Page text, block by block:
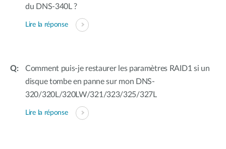
du DNS-340L ?
Lire la réponse
Comment puis-je restaurer les paramètres RAID1 si un
disque tombe en panne sur mon DNS-
320/320L/320LW/321/323/325/327L
Lire la réponse